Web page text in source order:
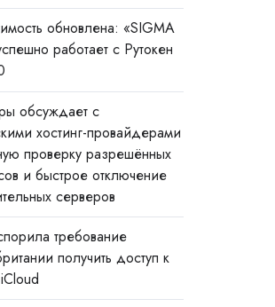
обновлена: «SIGMA
работает с Рутокен
обсуждает с
хостинг-провайдерами
проверку разрешённых
и быстрое отключение
серверов
требование
получить доступ к